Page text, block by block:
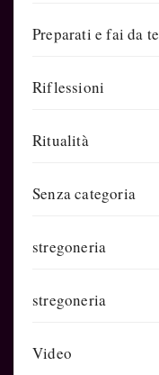
Preparati e fai da te
Riflessioni
Ritualità
Senza categoria
stregoneria
stregoneria
Video